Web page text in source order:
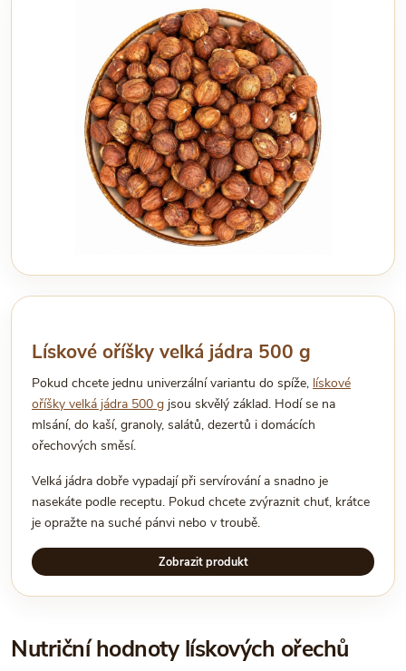
Lískové oříšky velká jádra 500 g
Pokud chcete jednu univerzální variantu do spíže, lískové
oříšky velká jádra 500 g jsou skvělý základ. Hodí se na
mlsání, do kaší, granoly, salátů, dezertů i domácích
ořechových směsí.
Velká jádra dobře vypadají při servírování a snadno je
nasekáte podle receptu. Pokud chcete zvýraznit chuť, krátce
je opražte na suché pánvi nebo v troubě.
Zobrazit produkt
Nutriční hodnoty lískových ořechů